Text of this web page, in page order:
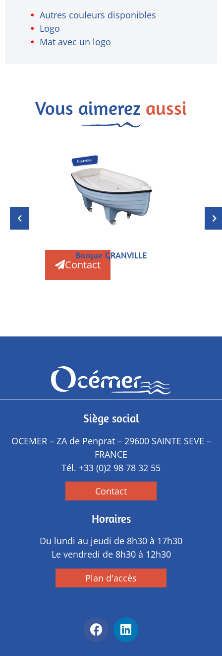
Contact
Autres couleurs disponibles
Logo
Mat avec un logo
Vous aimerez aussi
Barque GRANVILLE
Siège social
OCEMER – ZA de Penprat – 29600 SAINTE SEVE –
FRANCE
Tél. +33 (0)2 98 78 32 55
Contact
Horaires
Du lundi au jeudi de 8h30 à 17h30
Le vendredi de 8h30 à 12h30
Plan d'accès